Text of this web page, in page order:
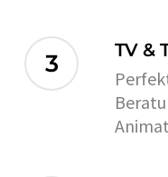
3 TV &